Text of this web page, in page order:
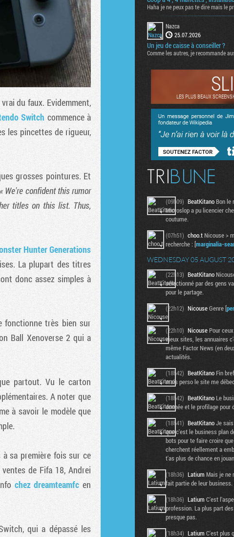
du faux. Evidemment,
Switch commence à
les pincettes de rigueur,
grosses pointures. Et
« We're confident this rumor
titles on this list. Thus,
Hunter Generations
La plupart des titres
donc assez simples à
fonctionne très bien sur
Ball Xenoverse 2 qui a
partout. Vu le carton
A noter que
à savoir le modèle que
à sa première fois sur ce
de Fifa 18, Andrei
chez dreamteamfcen
qui a dépassé les
Haha je ne peux pas te dire mais le
Nazca
25.07.2026
Un jeu de caisse à conseiller ?
Comme les autres, je recommande
LES PLUS BEAUX
Tribune
(09h09) BeatKitano Bon le
Microslop a pu licencier
coutume.
(07h51) choo.t Nicouse >
recherche : [marginalia-
WEDNESDAY 05 AUGUST
(22h13) BeatKitano
sélectionné par des gens
pour le partage.
(22h12) NicouseGenre [
(22h10) Nicouse Pour
vieux sites, les annuaires
même Factor News (en
actualités.
(18h42) BeatKitano Fin
mais perso le site me
(18h42) BeatKitano Le
donnée et le profilage pour
(18h41) BeatKitanoJe
que c'est le business plan
bots pour te faire croire
cherchent réellement a
t'as plus de chance en
(18h36) Latium Mais je ne
fait partie de leur
(18h36) Latium C'est
profession. La plus part
presque pas.
(18h34) Latium C'est plus